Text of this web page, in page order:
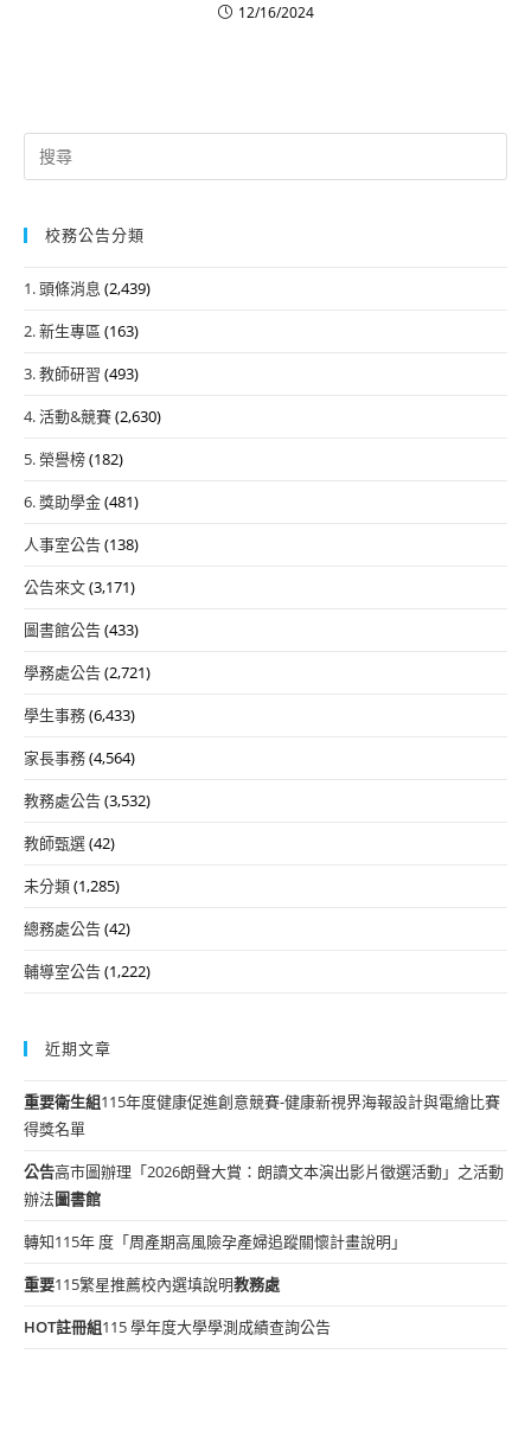
12/16/2024
Search
for:
校務公告分類
1. 頭條消息 (2,439)
2. 新生專區 (163)
3. 教師研習 (493)
4. 活動&競賽(2,630)
5. 榮譽榜(182)
6. 獎助學金(481)
人事室公告(138)
公告來文(3,171)
圖書館公告(433)
學務處公告(2,721)
學生事務(6,433)
家長事務(4,564)
教務處公告(3,532)
教師甄選(42)
未分類(1,285)
總務處公告(42)
輔導室公告(1,222)
近期文章
重要衛生組115年度健康促進創意競賽-健康新視界海報設計與電繪比賽
得獎名單
公告高市圖辦理「2026朗聲大賞：朗讀文本演出影片徵選活動」之活動
辦法圖書館
轉知115年 度「周產期高風險孕產婦追蹤關懷計畫說明」
重要115繁星推薦校內選填說明教務處
HOT註冊組115 學年度大學學測成績查詢公告